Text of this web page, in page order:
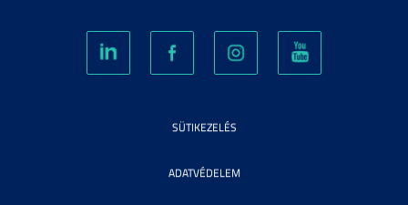
SÜTIKEZELÉS
ADATVÉDELEM